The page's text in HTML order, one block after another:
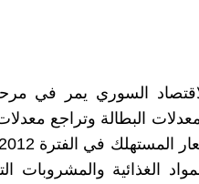
السوري يمر في
البطالة وتراجع
الغذائية والمشروبات